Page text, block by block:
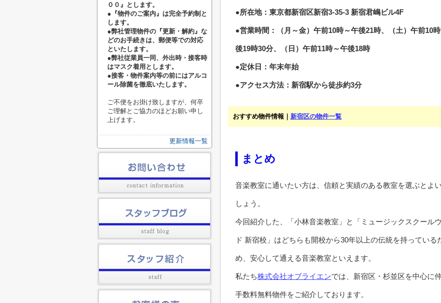
●所在地：東京都新宿区新宿3-35-3 新宿君嶋ビル4F
●営業時間：（月～金）午前10時～午後21時、（土）午前10
後19時30分、（日）午前11時～午後18時
●定休日：年末年始
●アクセス方法：新宿駅から徒歩約3分
おすすめ物件情報｜ 新宿区の物件一覧
まとめ
音楽教室に通いたい方は、信頼と実績のある教室を選ぶとよ
しょう。
今回紹介した、「小林音楽教室」と「ミュージックスクール
ド 新宿校」はどちらも開校から30年以上の伝統を持っている
め、安心して通える音楽教室といえます。
私たち株式会社オブライエンでは、新宿区・杉並区を中心に
手数料無料物件をご紹介しております。
００』とします。
●『物件のご案内』は完全予約制と
します。
●弊社管理物件の『更新・解約』な
どのお手続きは、郵便等での対応
といたします。
●弊社従業員一同、外出時・接客時
はマスク着用とします。
●接客・物件案内等の前にはアルコ
ール除菌を徹底いたします。
ご不便をお掛け致しますが、何卒
ご理解とご協力のほどお願い申し
上げます。
更新情報一覧